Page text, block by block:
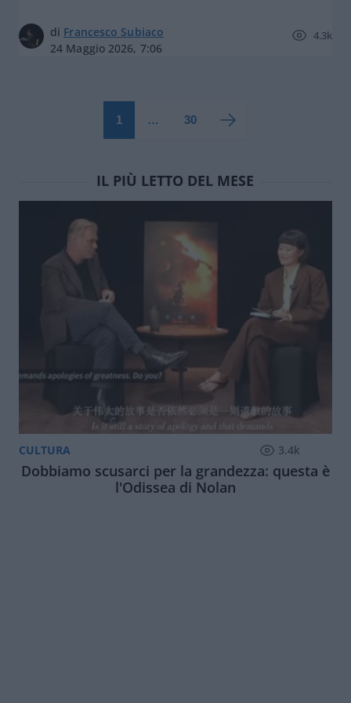
di Francesco Subiaco
24 Maggio 2026, 7:06
4.3k
1 … 30
IL PIÙ LETTO DEL MESE
CULTURA 3.4k
Dobbiamo scusarci per la grandezza: questa è
l'Odissea di Nolan